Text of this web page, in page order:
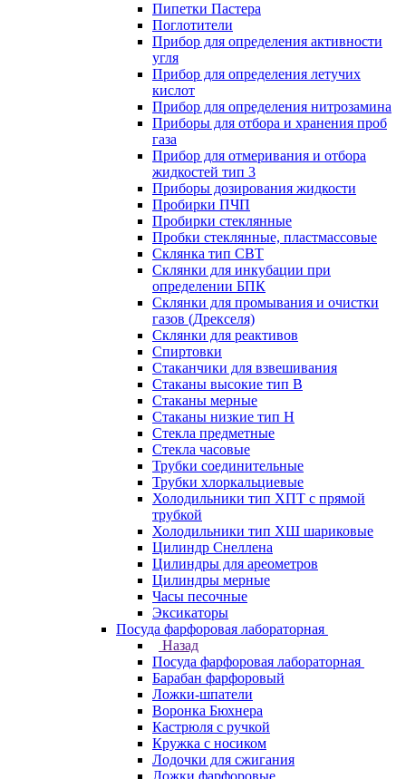
Пипетки Пастера
Поглотители
Прибор для определения активности
угля
Прибор для определения летучих
кислот
Прибор для определения нитрозамина
Приборы для отбора и хранения проб
газа
Прибор для отмеривания и отбора
жидкостей тип 3
Приборы дозирования жидкости
Пробирки ПЧП
Пробирки стеклянные
Пробки стеклянные, пластмассовые
Склянка тип СВТ
Склянки для инкубации при
определении БПК
Склянки для промывания и очистки
газов (Дрекселя)
Склянки для реактивов
Спиртовки
Стаканчики для взвешивания
Стаканы высокие тип В
Стаканы мерные
Стаканы низкие тип Н
Стекла предметные
Стекла часовые
Трубки соединительные
Трубки хлоркальциевые
Холодильники тип ХПТ с прямой
трубкой
Холодильники тип ХШ шариковые
Цилиндр Снеллена
Цилиндры для ареометров
Цилиндры мерные
Часы песочные
Эксикаторы
Посуда фарфоровая лабораторная
Назад
Посуда фарфоровая лабораторная
Барабан фарфоровый
Ложки-шпатели
Воронка Бюхнера
Кастрюля с ручкой
Кружка с носиком
Лодочки для сжигания
Ложки фарфоровые